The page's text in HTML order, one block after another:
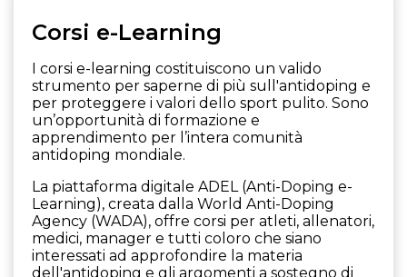
Corsi e-Learning
I corsi e-learning costituiscono un valido
strumento per saperne di più sull'antidoping e
per proteggere i valori dello sport pulito. Sono
un’opportunità di formazione e
apprendimento per l’intera comunità
antidoping mondiale.
La piattaforma digitale ADEL (Anti-Doping e-
Learning), creata dalla World Anti-Doping
Agency (WADA), offre corsi per atleti, allenatori,
medici, manager e tutti coloro che siano
interessati ad approfondire la materia
dell'antidoping e gli argomenti a sostegno di